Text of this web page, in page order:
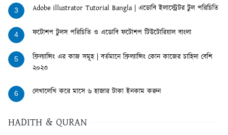
3 Adobe illustrator Tutorial Bangla | এডোবি ইলাস্ট্রেটর টুল পরিচিতি
4 ফটোশপ টুলস পরিচিতি ও এডোবি ফটোশপ টিউটোরিয়াল বাংলা
5
ফ্রিল্যান্সিং এর কাজ সমূহ | বর্তমানে ফ্রিল্যান্সিং কোন কাজের চাহিদা বেশি
২০২৩
6 লেখালেখি করে মাসে ৬ হাজার টাকা ইনকাম করুন
HADITH & QURAN